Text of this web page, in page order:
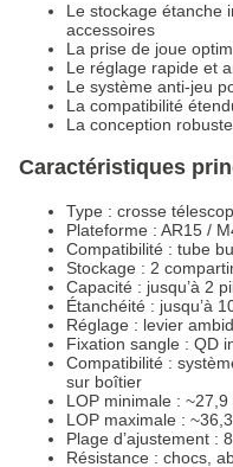
Le stockage étanche
accessoires
La prise de joue
Le réglage rapide et
Le système anti-jeu
La compatibilité
La conception
Caractéristiques
Type : crosse
Plateforme : AR15 /
Compatibilité : tube
Stockage : 2
Capacité : jusqu’à 2
Étanchéité : jusqu’à
Réglage : levier
Fixation sangle : QD
Compatibilité :
sur boîtier
LOP minimale : ~27,9
LOP maximale :
Plage d’ajustement :
Résistance : chocs,